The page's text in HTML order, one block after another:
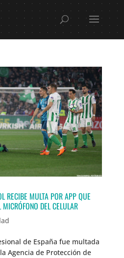
RECIBE MULTA POR APP QUE
DEL CELULAR
de España fue multada
Agencia de Protección de